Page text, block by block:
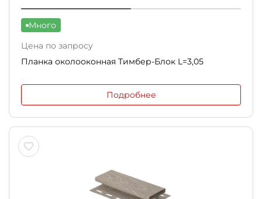
Много
Цена по запросу
Планка околооконная Тимбер-Блок L=3,05
Подробнее